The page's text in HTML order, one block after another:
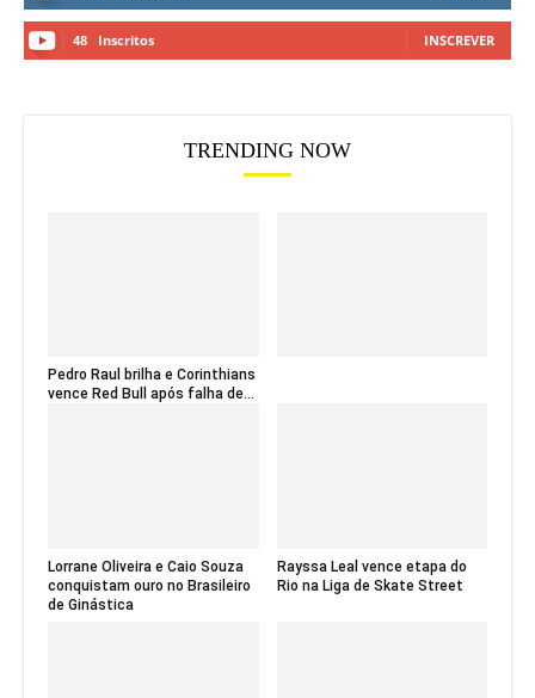
48 Inscritos INSCREVER
TRENDING NOW
Pedro Raul brilha e Corinthians
vence Red Bull após falha de...
Lorrane Oliveira e Caio Souza
conquistam ouro no Brasileiro
de Ginástica
Rayssa Leal vence etapa do
Rio na Liga de Skate Street